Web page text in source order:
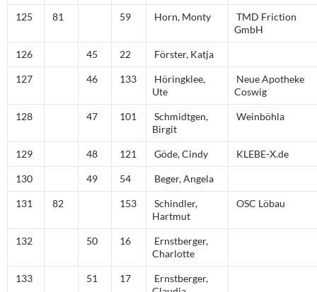
125 81 59 Horn, Monty
TMD Friction
GmbH
126 45 22 Förster, Katja
127 46 133
Höringklee,
Ute
Neue Apotheke
Coswig
128 47 101
Schmidtgen,
Birgit
Weinböhla
129 48 121 Göde, Cindy KLEBE-X.de
130 49 54 Beger, Angela
131 82 153
Schindler,
Hartmut
OSC Löbau
132 50 16
Ernstberger,
Charlotte
133 51 17
Ernstberger,